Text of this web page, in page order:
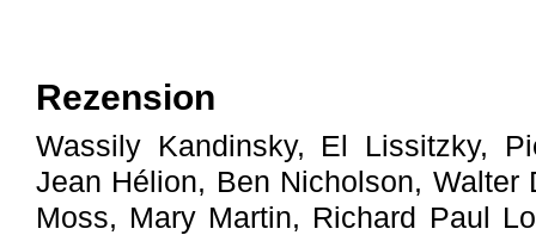
Rezension
Wassily Kandinsky, El Lissitzky,
Jean Hélion, Ben Nicholson, Walter
Moss, Mary Martin, Richard Paul